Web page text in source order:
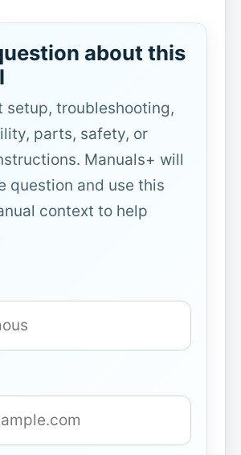
about this
setup, troubleshooting,
parts, safety, or
Manuals+ will
question and use this
context to help